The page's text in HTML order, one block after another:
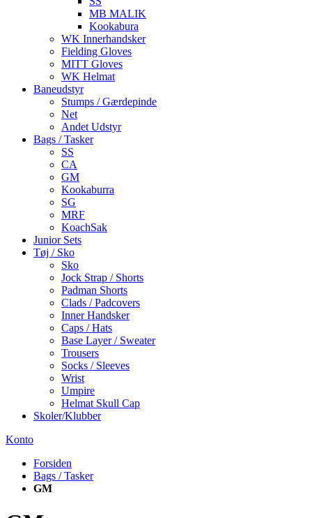
MB MALIK
Kookabura
WK Innerhandsker
Fielding Gloves
MITT Gloves
WK Helmat
Baneudstyr
Stumps / Gærdepinde
Net
Andet Udstyr
Bags / Tasker
SS
CA
GM
Kookaburra
SG
MRF
KoachSak
Junior Sets
Tøj / Sko
Sko
Jock Strap / Shorts
Padman Shorts
Clads / Padcovers
Inner Handsker
Caps / Hats
Base Layer / Sweater
Trousers
Socks / Sleeves
Wrist
Umpire
Helmat Skull Cap
Skoler/Klubber
Konto
Forsiden
Bags / Tasker
GM